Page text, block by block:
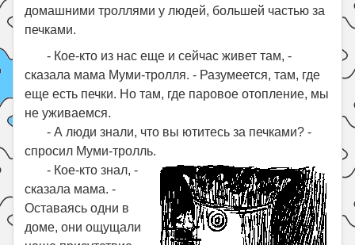
домашними троллями у людей, большей частью за
печками.
- Кое-кто из нас еще и сейчас живет там, -
сказала мама Муми-тролля. - Разумеется, там, где
еще есть печки. Но там, где паровое отопление, мы
не уживаемся.
- А люди знали, что вы ютитесь за печками? -
спросил Муми-тролль.
- Кое-кто знал, -
сказала мама. -
Оставаясь одни в
доме, они ощущали